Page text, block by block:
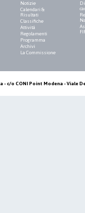
Notizie
Calendari &
Risultati
Classifiche
Attività
Regolamenti
Programma
Archivi
La Commissione
c/o CONI Point Modena - Viale